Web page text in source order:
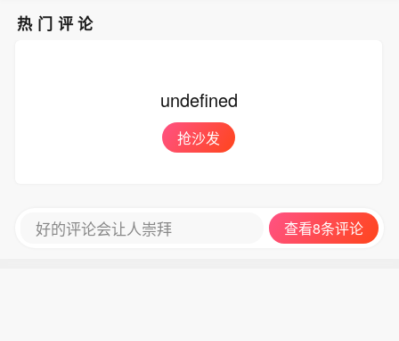
热门评论
undefined
抢沙发
好的评论会让人崇拜 查看8条评论